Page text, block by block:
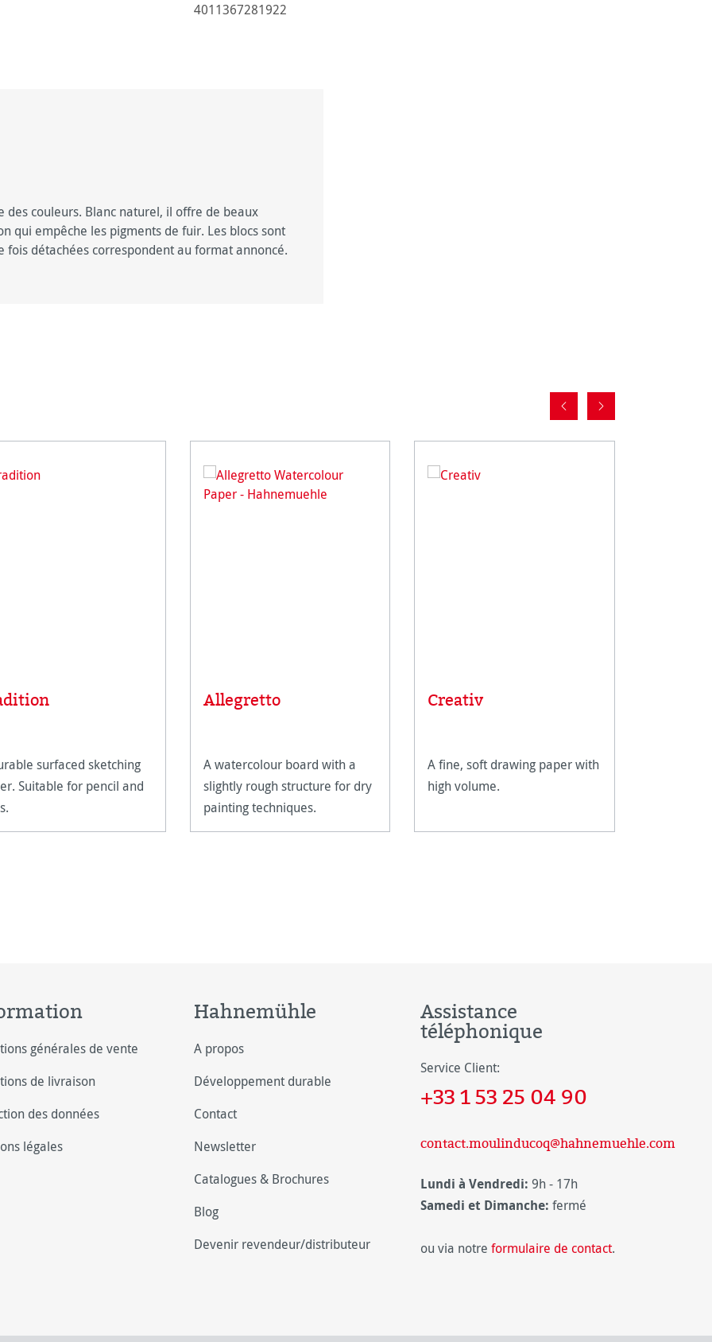
4011367281922
des couleurs. Blanc naturel, il offre de beaux
qui empêche les pigments de fuir. Les blocs sont
détachées correspondent au format annoncé.
surfaced sketching
Suitable for pencil and
Allegretto
A watercolour board with a
slightly rough structure for dry
painting techniques.
Creativ
A fine, soft drawing paper with
high volume.
générales de vente
de livraison
des données
légales
Hahnemühle
A propos
Développement durable
Contact
Newsletter
Catalogues & Brochures
Blog
Devenir revendeur/distributeur
Assistance
téléphonique
Service Client:
+33 1 53 25 04 90
contact.moulinducoq@hahnemuehle.com
Lundi à Vendredi: 9h - 17h
Samedi et Dimanche: fermé
ou via notre formulaire de contact.